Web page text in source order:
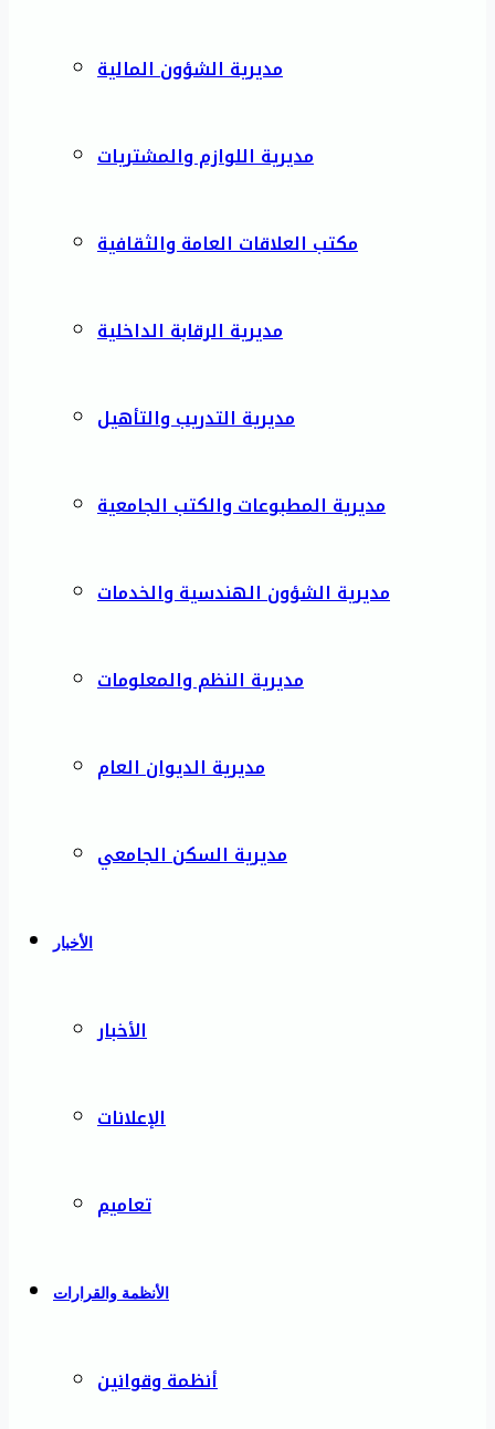
مديرية الشؤون المالية
مديرية اللوازم والمشتريات
مكتب العلاقات العامة والثقافية
مديرية الرقابة الداخلية
مديرية التدريب والتأهيل
مديرية المطبوعات والكتب الجامعية
مديرية الشؤون الهندسية والخدمات
مديرية النظم والمعلومات
مديرية الديوان العام
مديرية السكن الجامعي
الأخبار
الأخبار
الإعلانات
تعاميم
الأنظمة والقرارات
أنظمة وقوانين